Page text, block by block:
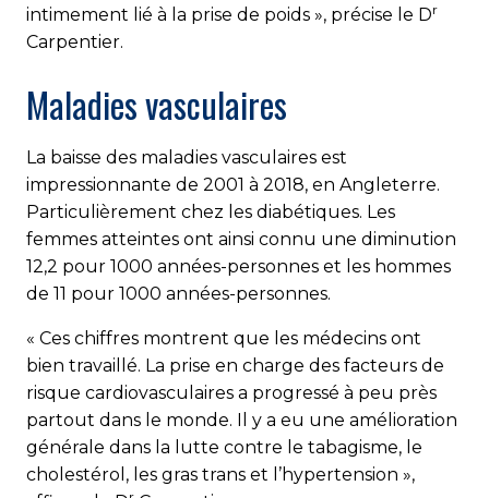
intimement lié à la prise de poids », précise le Dr
Carpentier.
Maladies vasculaires
La baisse des maladies vasculaires est
impressionnante de 2001 à 2018, en Angleterre.
Particulièrement chez les diabétiques. Les
femmes atteintes ont ainsi connu une diminution
12,2 pour 1000 années-personnes et les hommes
de 11 pour 1000 années-personnes.
« Ces chiffres montrent que les médecins ont
bien travaillé. La prise en charge des facteurs de
risque cardiovasculaires a progressé à peu près
partout dans le monde. Il y a eu une amélioration
générale dans la lutte contre le tabagisme, le
cholestérol, les gras trans et l’hypertension »,